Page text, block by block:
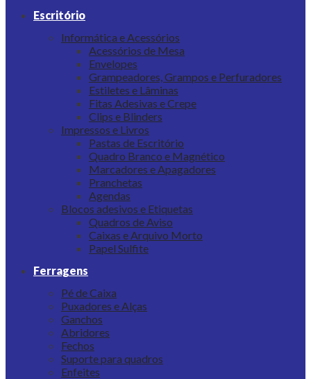
Escritório
Informática e Acessórios
Acessórios de Mesa
Envelopes
Grampeadores, Grampos e Perfuradores
Estiletes e Lâminas
Fitas Adesivas e Crepe
Clips e Blinders
Impressos e Livros
Pastas de Escritório
Quadro Branco e Magnético
Marcadores e Apagadores
Pranchetas
Agendas
Blocos adesivos e Etiquetas
Quadros de Aviso
Caixas e Arquivo Morto
Papel Sulfite
Ferragens
Pé de Caixa
Puxadores e Alças
Ganchos
Abridores
Fechos
Suporte para quadros
Enfeites